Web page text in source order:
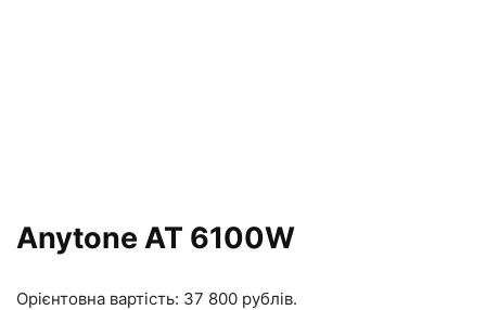
Anytone AT 6100W
Орієнтовна вартість: 37 800 рублів.